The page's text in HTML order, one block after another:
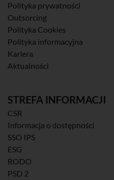
Polityka prywatności
Outsorcing
Polityka Cookies
Polityka informacyjna
Kariera
Aktualności
STREFA INFORMACJI
CSR
Informacja o dostępności
SSO IPS
ESG
RODO
PSD 2